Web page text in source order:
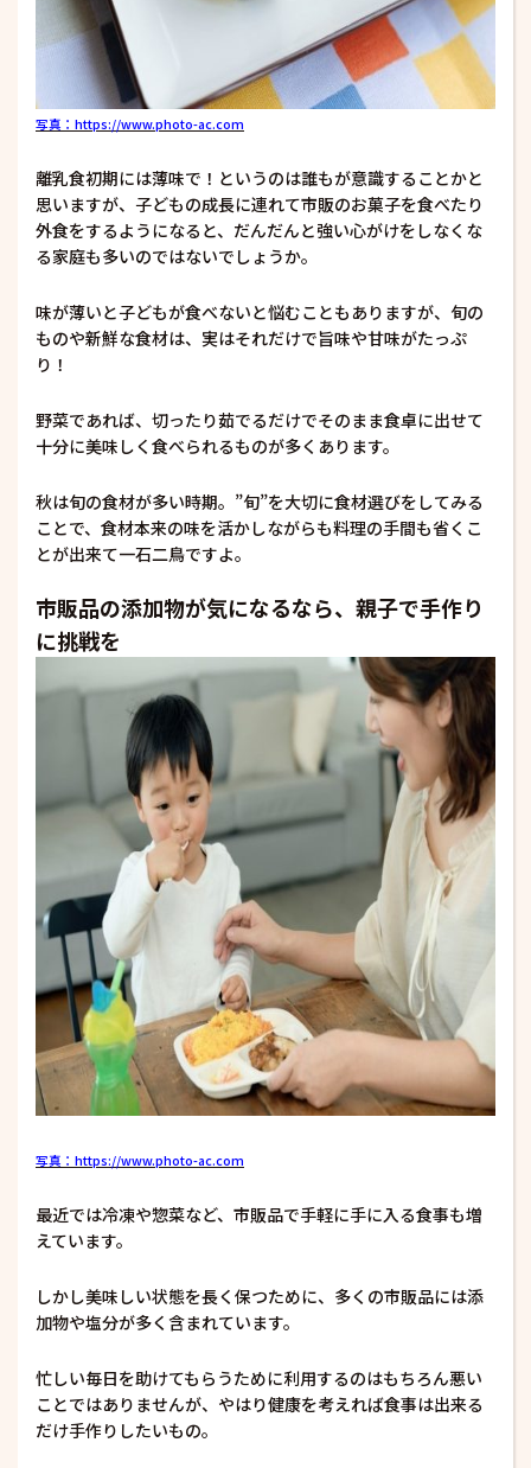
写真：https://www.photo-ac.com
離乳食初期には薄味で！というのは誰もが意識することかと
思いますが、子どもの成長に連れて市販のお菓子を食べたり
外食をするようになると、だんだんと強い心がけをしなくな
る家庭も多いのではないでしょうか。
味が薄いと子どもが食べないと悩むこともありますが、旬の
ものや新鮮な食材は、実はそれだけで旨味や甘味がたっぷ
り！
野菜であれば、切ったり茹でるだけでそのまま食卓に出せて
十分に美味しく食べられるものが多くあります。
秋は旬の食材が多い時期。”旬”を大切に食材選びをしてみる
ことで、食材本来の味を活かしながらも料理の手間も省くこ
とが出来て一石二鳥ですよ。
市販品の添加物が気になるなら、親子で手作り
に挑戦を
写真：https://www.photo-ac.com
最近では冷凍や惣菜など、市販品で手軽に手に入る食事も増
えています。
しかし美味しい状態を長く保つために、多くの市販品には添
加物や塩分が多く含まれています。
忙しい毎日を助けてもらうために利用するのはもちろん悪い
ことではありませんが、やはり健康を考えれば食事は出来る
だけ手作りしたいもの。